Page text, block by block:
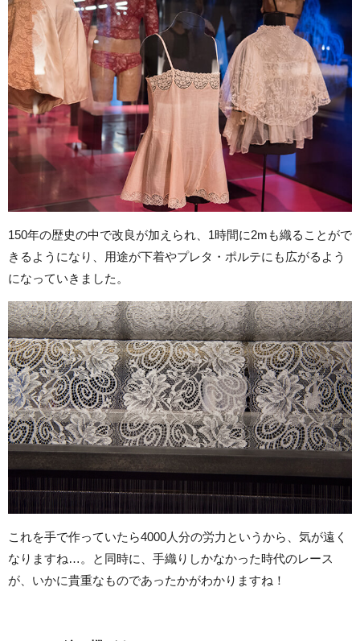
150年の歴史の中で改良が加えられ、1時間に2mも織ることがで
きるようになり、用途が下着やプレタ・ポルテにも広がるよう
になっていきました。
これを手で作っていたら4000人分の労力というから、気が遠く
なりますね…。と同時に、手織りしかなかった時代のレース
が、いかに貴重なものであったかがわかりますね！